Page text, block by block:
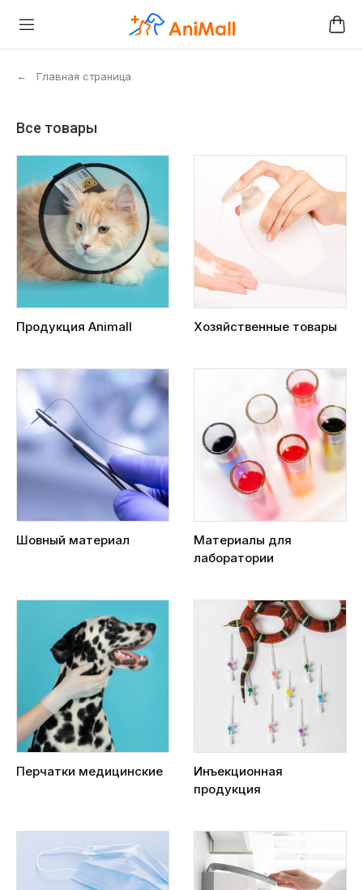
← Главная страница
Все товары
Продукция Animall Хозяйственные товары
Шовный материал
Материалы для
лаборатории
Перчатки медицинские
Инъекционная
продукция